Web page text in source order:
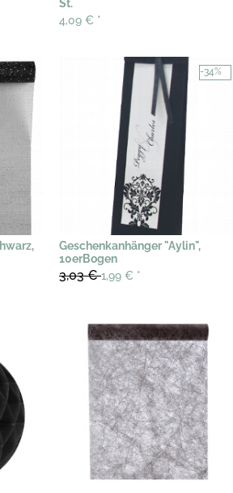
St.
4,09 € *
-34%
Geschenkanhänger "Aylin",
10erBogen
3,03 €1,99 € *